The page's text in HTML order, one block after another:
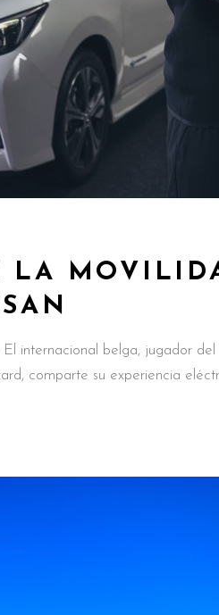
LA
internacional belga, jugador
comparte su experiencia